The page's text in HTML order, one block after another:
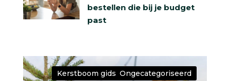
bestellen die bij je budget
past
Kerstboom gids,Ongecategoriseerd